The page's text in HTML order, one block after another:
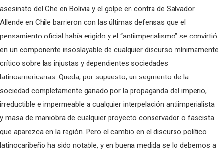
asesinato del Che en Bolivia y el golpe en contra de Salvador
Allende en Chile barrieron con las últimas defensas que el
pensamiento oficial había erigido y el “antiimperialismo” se convirtió
en un componente insoslayable de cualquier discurso mínimamente
crítico sobre las injustas y dependientes sociedades
latinoamericanas. Queda, por supuesto, un segmento de la
sociedad completamente ganado por la propaganda del imperio,
irreductible e impermeable a cualquier interpelación antiimperialista
y masa de maniobra de cualquier proyecto conservador o fascista
que aparezca en la región. Pero el cambio en el discurso político
latinocaribeño ha sido notable, y en buena medida se lo debemos a